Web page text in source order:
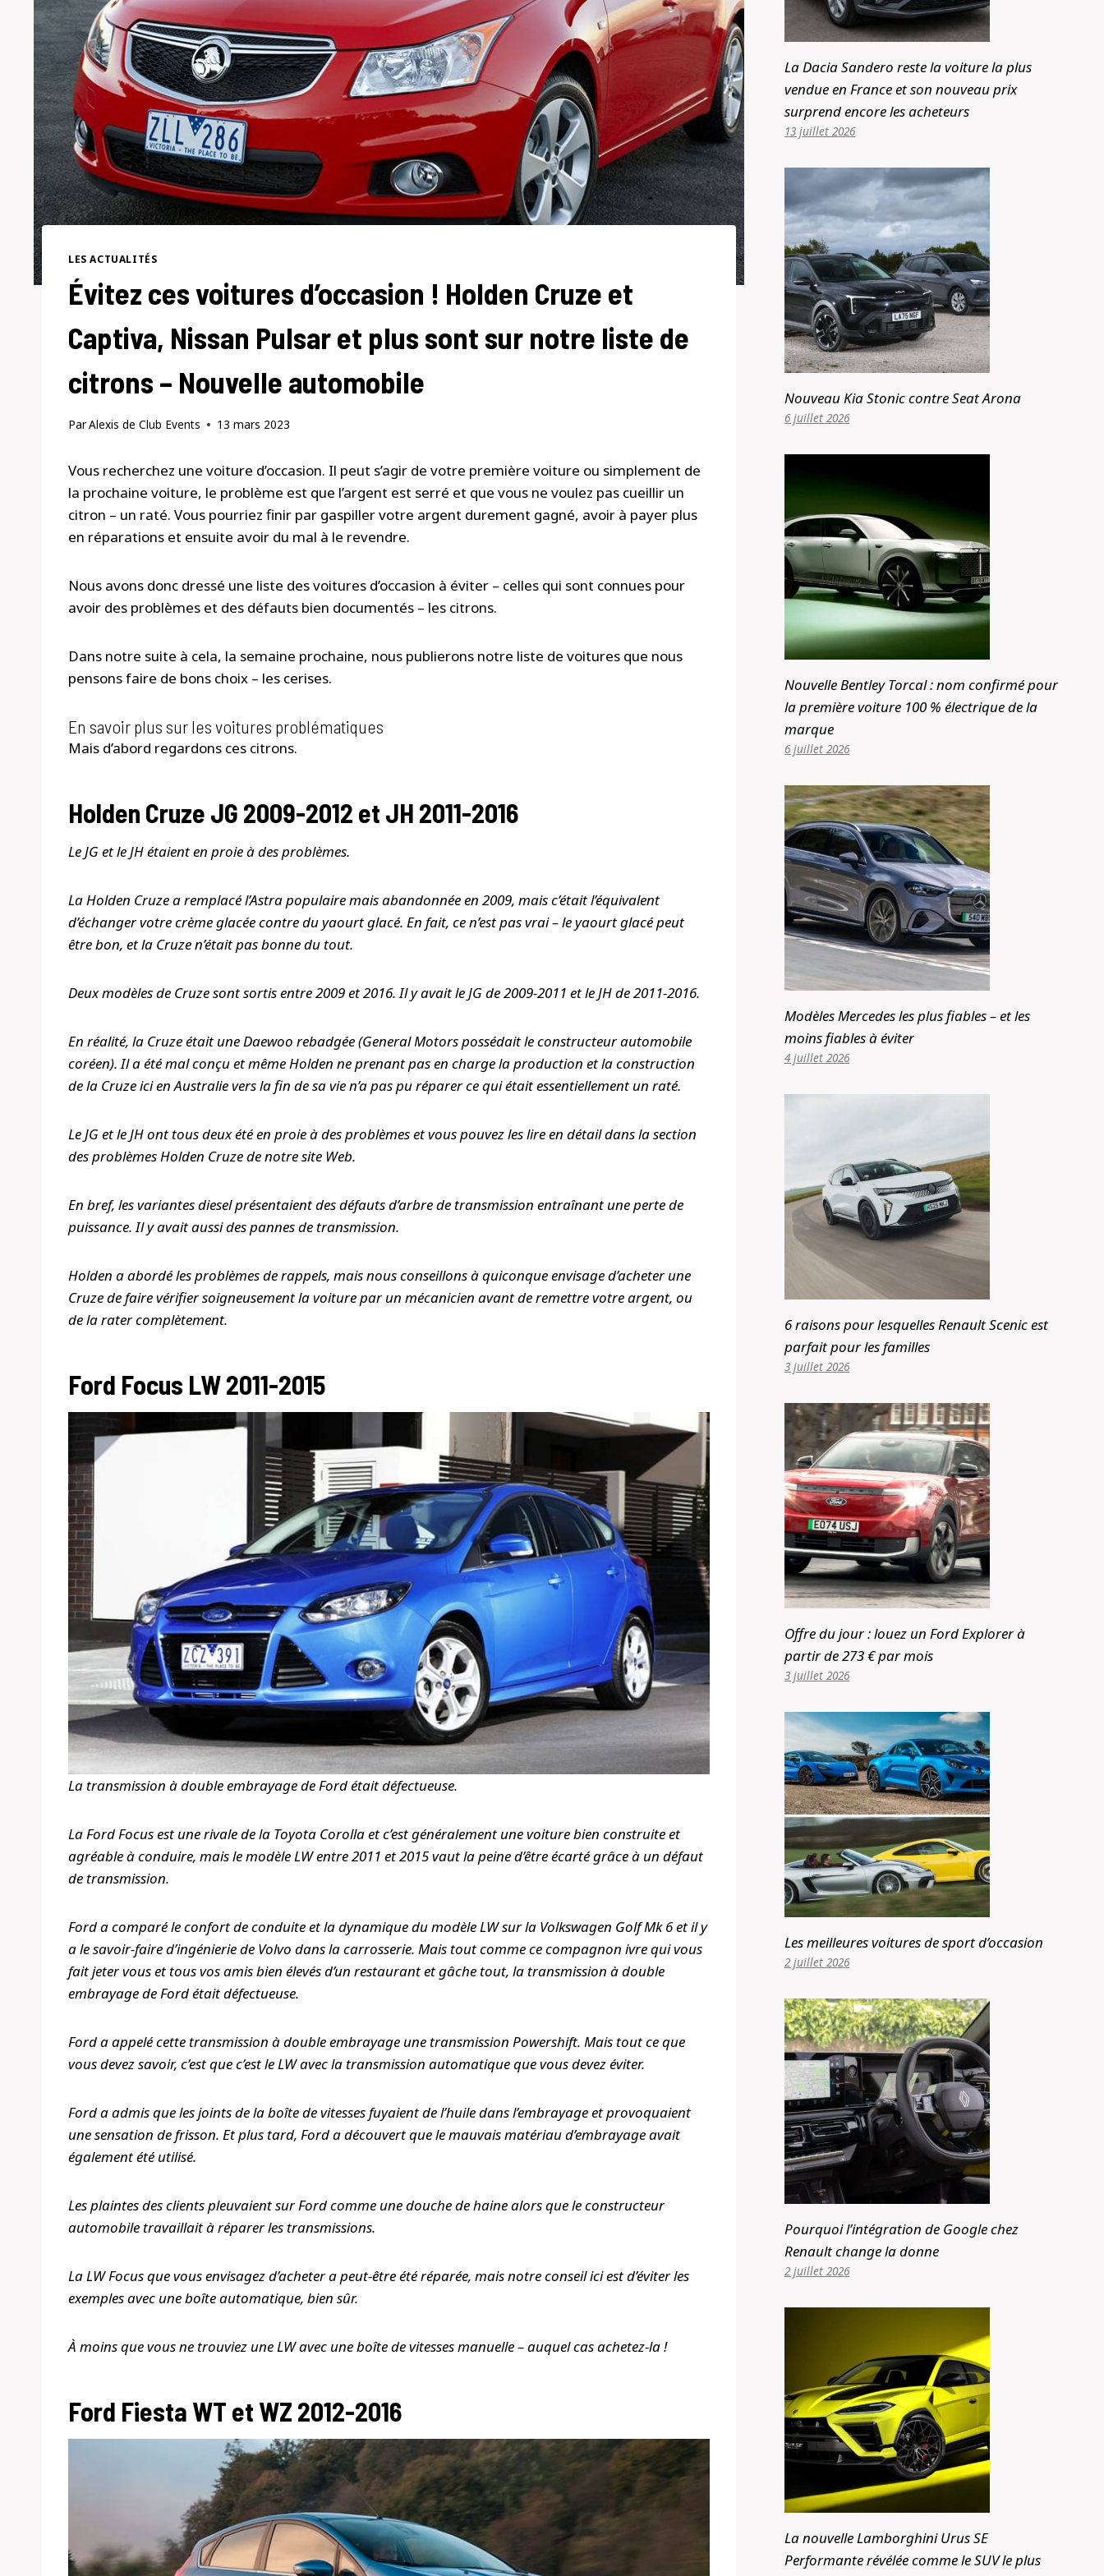
LES ACTUALITÉS
Évitez ces voitures d’occasion ! Holden Cruze et
Captiva, Nissan Pulsar et plus sont sur notre liste de
citrons – Nouvelle automobile
ParAlexis de Club Events 13 mars 2023
Vous recherchez une voiture d’occasion. Il peut s’agir de votre première voiture ou simplement de
la prochaine voiture, le problème est que l’argent est serré et que vous ne voulez pas cueillir un
citron – un raté. Vous pourriez finir par gaspiller votre argent durement gagné, avoir à payer plus
en réparations et ensuite avoir du mal à le revendre.
Nous avons donc dressé une liste des voitures d’occasion à éviter – celles qui sont connues pour
avoir des problèmes et des défauts bien documentés – les citrons.
Dans notre suite à cela, la semaine prochaine, nous publierons notre liste de voitures que nous
pensons faire de bons choix – les cerises.
En savoir plus sur les voitures problématiques
Mais d’abord regardons ces citrons.
Holden Cruze JG 2009-2012 et JH 2011-2016
Le JG et le JH étaient en proie à des problèmes.
La Holden Cruze a remplacé l’Astra populaire mais abandonnée en 2009, mais c’était l’équivalent
d’échanger votre crème glacée contre du yaourt glacé. En fait, ce n’est pas vrai – le yaourt glacé peut
être bon, et la Cruze n’était pas bonne du tout.
Deux modèles de Cruze sont sortis entre 2009 et 2016. Il y avait le JG de 2009-2011 et le JH de 2011-2016.
En réalité, la Cruze était une Daewoo rebadgée (General Motors possédait le constructeur automobile
coréen). Il a été mal conçu et même Holden ne prenant pas en charge la production et la construction
de la Cruze ici en Australie vers la fin de sa vie n’a pas pu réparer ce qui était essentiellement un raté.
Le JG et le JH ont tous deux été en proie à des problèmes et vous pouvez les lire en détail dans la section
des problèmes Holden Cruze de notre site Web.
En bref, les variantes diesel présentaient des défauts d’arbre de transmission entraînant une perte de
puissance. Il y avait aussi des pannes de transmission.
Holden a abordé les problèmes de rappels, mais nous conseillons à quiconque envisage d’acheter une
Cruze de faire vérifier soigneusement la voiture par un mécanicien avant de remettre votre argent, ou
de la rater complètement.
Ford Focus LW 2011-2015
La transmission à double embrayage de Ford était défectueuse.
La Ford Focus est une rivale de la Toyota Corolla et c’est généralement une voiture bien construite et
agréable à conduire, mais le modèle LW entre 2011 et 2015 vaut la peine d’être écarté grâce à un défaut
de transmission.
Ford a comparé le confort de conduite et la dynamique du modèle LW sur la Volkswagen Golf Mk 6 et il y
a le savoir-faire d’ingénierie de Volvo dans la carrosserie. Mais tout comme ce compagnon ivre qui vous
fait jeter vous et tous vos amis bien élevés d’un restaurant et gâche tout, la transmission à double
embrayage de Ford était défectueuse.
Ford a appelé cette transmission à double embrayage une transmission Powershift. Mais tout ce que
vous devez savoir, c’est que c’est le LW avec la transmission automatique que vous devez éviter.
Ford a admis que les joints de la boîte de vitesses fuyaient de l’huile dans l’embrayage et provoquaient
une sensation de frisson. Et plus tard, Ford a découvert que le mauvais matériau d’embrayage avait
également été utilisé.
Les plaintes des clients pleuvaient sur Ford comme une douche de haine alors que le constructeur
automobile travaillait à réparer les transmissions.
La LW Focus que vous envisagez d’acheter a peut-être été réparée, mais notre conseil ici est d’éviter les
exemples avec une boîte automatique, bien sûr.
À moins que vous ne trouviez une LW avec une boîte de vitesses manuelle – auquel cas achetez-la !
Ford Fiesta WT et WZ 2012-2016
La Dacia Sandero reste la voiture la plus
vendue en France et son nouveau prix
surprend encore les acheteurs
13 juillet 2026
Nouveau Kia Stonic contre Seat Arona
6 juillet 2026
Nouvelle Bentley Torcal : nom confirmé pour
la première voiture 100 % électrique de la
marque
6 juillet 2026
Modèles Mercedes les plus fiables – et les
moins fiables à éviter
4 juillet 2026
6 raisons pour lesquelles Renault Scenic est
parfait pour les familles
3 juillet 2026
Offre du jour : louez un Ford Explorer à
partir de 273 € par mois
3 juillet 2026
Les meilleures voitures de sport d’occasion
2 juillet 2026
Pourquoi l’intégration de Google chez
Renault change la donne
2 juillet 2026
La nouvelle Lamborghini Urus SE
Performante révélée comme le SUV le plus